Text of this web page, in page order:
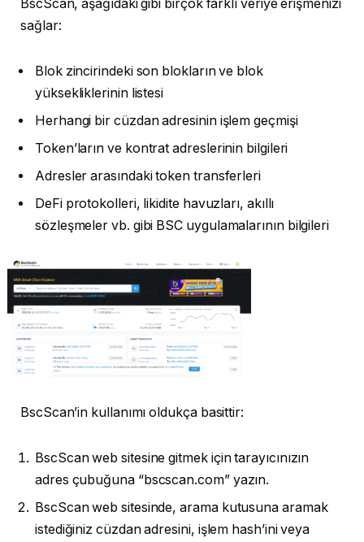
BscScan, aşağıdaki gibi birçok farklı veriye erişmenizi
sağlar:
Blok zincirindeki son blokların ve blok
yüksekliklerinin listesi
Herhangi bir cüzdan adresinin işlem geçmişi
Token’ların ve kontrat adreslerinin bilgileri
Adresler arasındaki token transferleri
DeFi protokolleri, likidite havuzları, akıllı
sözleşmeler vb. gibi BSC uygulamalarının bilgileri
BscScan’in kullanımı oldukça basittir:
BscScan web sitesine gitmek için tarayıcınızın
adres çubuğuna “bscscan.com” yazın.
BscScan web sitesinde, arama kutusuna aramak
istediğiniz cüzdan adresini, işlem hash’ini veya